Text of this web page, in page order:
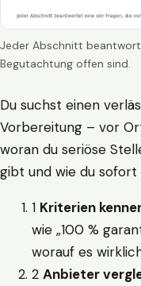
Jeder Abschnitt
Begutachtung offen sind.
Du suchst einen
Vorbereitung – vor
woran du seriöse
gibt und wie du
1 Kriterien
wie „100 %
worauf es
2 Anbieter